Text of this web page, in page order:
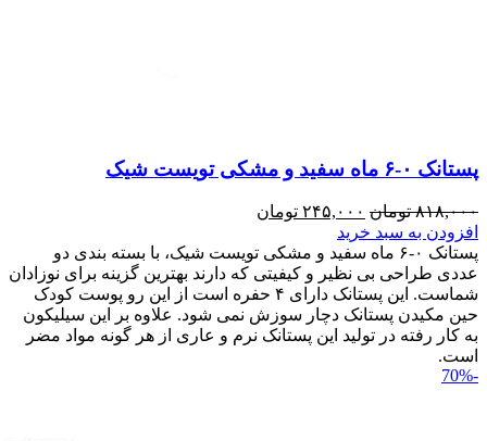
پستانک ۰-۶ ماه سفید و مشکی تویست شیک
۸۱۸,۰۰۰ تومان ۲۴۵,۰۰۰ تومان
افزودن به سبد خرید
پستانک ۰-۶ ماه سفید و مشکی تویست شیک، با بسته بندی دو
عددی طراحی بی نظیر و کیفیتی که دارند بهترین گزینه برای نوزادان
شماست. این پستانک دارای ۴ حفره است از این رو پوست کودک
حین مکیدن پستانک دچار سوزش نمی شود. علاوه بر این سیلیکون
به کار رفته در تولید این پستانک نرم و عاری از هر گونه مواد مضر
است.
-70%